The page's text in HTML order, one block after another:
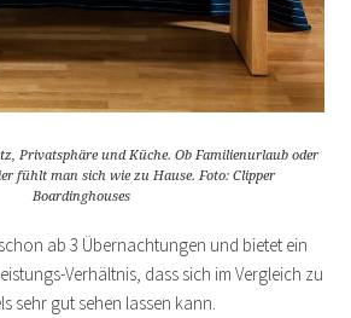
Privatsphäre und Küche. Ob Familienurlaub oder
fühlt man sich wie zu Hause. Foto: Clipper
Boardinghouses
ab 3 Übernachtungen und bietet ein
Verhältnis, dass sich im Vergleich zu
sehr gut sehen lassen kann.